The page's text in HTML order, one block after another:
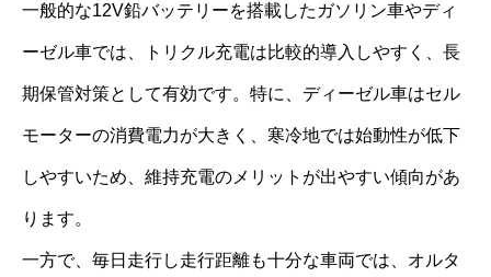
一般的な12V鉛バッテリーを搭載したガソリン車やディ
ーゼル車では、トリクル充電は比較的導入しやすく、長
期保管対策として有効です。特に、ディーゼル車はセル
モーターの消費電力が大きく、寒冷地では始動性が低下
しやすいため、維持充電のメリットが出やすい傾向があ
ります。
一方で、毎日走行し走行距離も十分な車両では、オルタ